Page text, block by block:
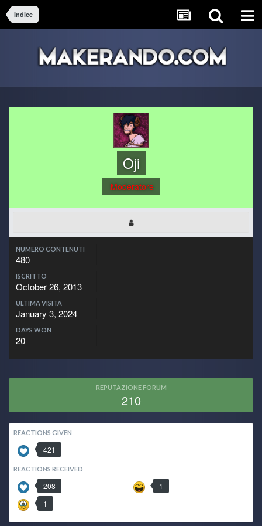
Indice
Oji
Moderatore
NUMERO CONTENUTI
480
ISCRITTO
October 26, 2013
ULTIMA VISITA
January 3, 2024
DAYS WON
20
REPUTAZIONE FORUM
210
REACTIONS GIVEN
421
REACTIONS RECEIVED
208
1
1